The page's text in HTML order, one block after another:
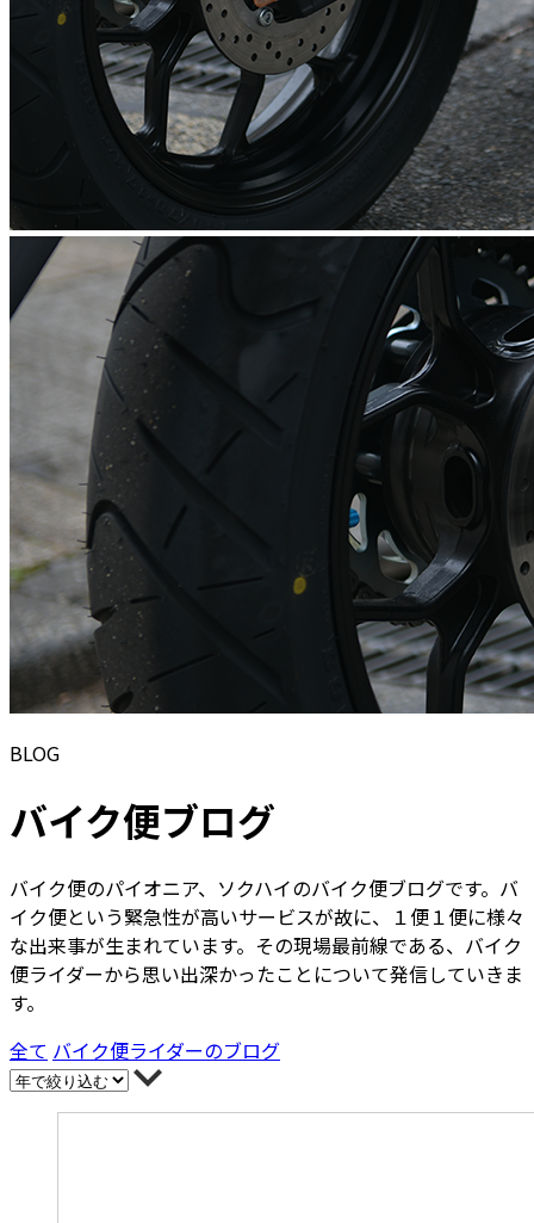
BLOG
バイク便ブログ
バイク便のパイオニア、ソクハイのバイク便ブログです。バ
イク便という緊急性が高いサービスが故に、１便１便に様々
な出来事が生まれています。その現場最前線である、バイク
便ライダーから思い出深かったことについて発信していきま
す。
全て バイク便ライダーのブログ